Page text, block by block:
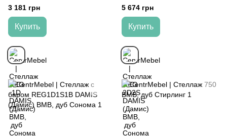
3 181 грн
Купить
5 674 грн
Купить